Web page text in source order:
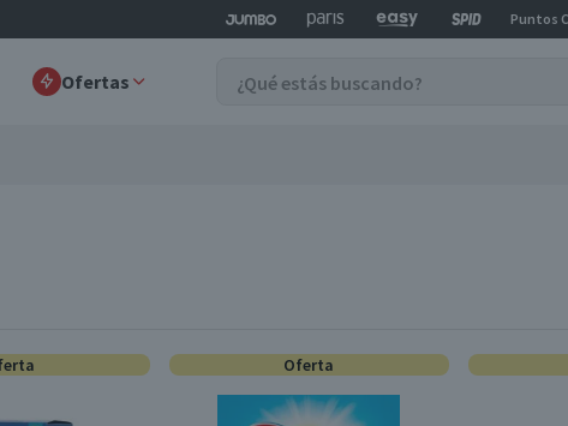
Puntos
Ofertas
Oferta